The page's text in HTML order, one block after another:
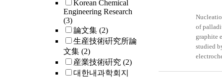
Korean Chemical
Engineering Research
(3)
論文集 (2)
生産技術硏究所論
文集 (2)
産業技術硏究 (2)
대한내과학회지
of
graphite
studied